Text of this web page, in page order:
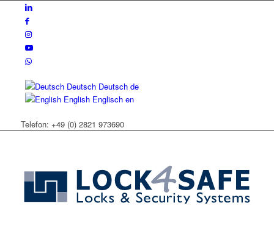
Deutsch Deutsch de
English Englisch en
Telefon: +49 (0) 2821 973690